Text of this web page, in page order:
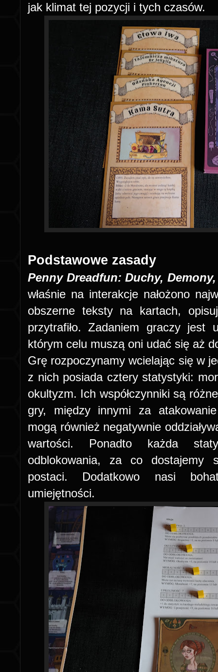
jak klimat tej pozycji i tych czasów.
Podstawowe zasady
Penny Dreadfun: Duchy,
właśnie na interakcje nałożono
obszerne teksty na kartach,
przytrafiło. Zadaniem graczy jest
którym celu muszą oni udać się aż
Grę rozpoczynamy wcielając się w
z nich posiada cztery statystyki:
okultyzm. Ich współczynniki są
gry, między innymi za
mogą również negatywnie
wartości. Ponadto każda
odblokowania, za co dostajemy
postaci. Dodatkowo nasi
umiejętności.